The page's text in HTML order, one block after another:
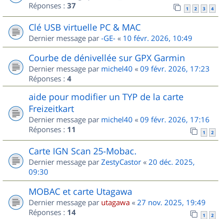
Réponses : 37 1 2 3 4
Clé USB virtuelle PC & MAC
Dernier message par -GE- « 10 févr. 2026, 10:49
Courbe de dénivellée sur GPX Garmin
Dernier message par michel40 « 09 févr. 2026, 17:23
Réponses : 4
aide pour modifier un TYP de la carte
Freizeitkart
Dernier message par michel40 « 09 févr. 2026, 17:16
Réponses : 11 1 2
Carte IGN Scan 25-Mobac.
Dernier message par ZestyCastor « 20 déc. 2025,
09:30
MOBAC et carte Utagawa
Dernier message par utagawa « 27 nov. 2025, 19:49
Réponses : 14 1 2